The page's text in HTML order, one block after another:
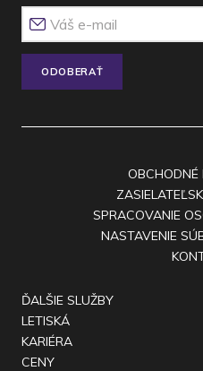
ODOBERAŤ
OBCHODNÉ
SPRACOVANIE
NASTAVENIE
ĎALŠIE SLUŽBY
LETISKÁ
KARIÉRA
CENY